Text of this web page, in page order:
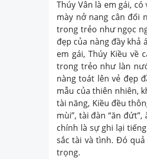
Thúy Vân là em gái,
mày nở nang cân đối
trong trẻo như ngọc
đẹp của nàng đầy khả
em gái, Thúy Kiều về
trong trẻo như làn
nàng toát lên vẻ đẹp
mẫu của thiên nhiên,
tài năng, Kiều đều
mùi”, tài đàn “ăn
chính là sự ghi lại
sắc tài và tình. Đó
trọng.